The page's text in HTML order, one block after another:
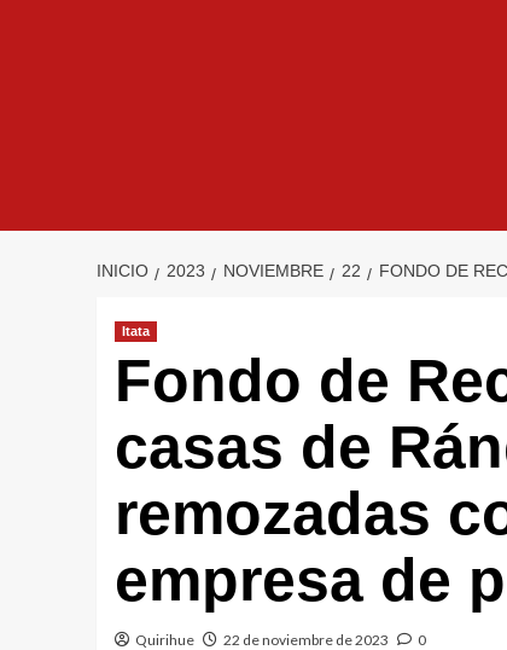
INICIO 2023 NOVIEMBRE 22 FONDO DE
Itata
Fondo de
casas de
remozadas
empresa de
Quirihue 22 de noviembre de 2023 0